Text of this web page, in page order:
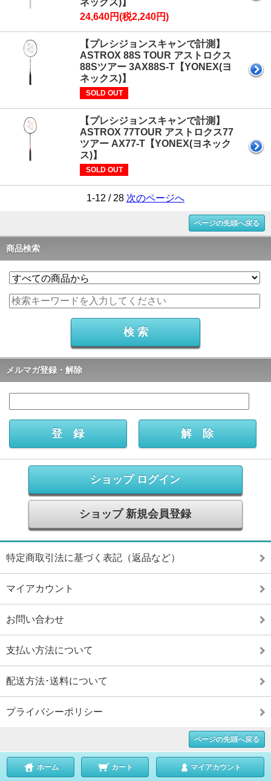
24,640円(税2,240円)
【プレシジョンスキャンで計測】
ASTROX 88S TOUR アストロクス
88Sツアー 3AX88S-T【YONEX(ヨ
ネックス)】
SOLD OUT
【プレシジョンスキャンで計測】
ASTROX 77TOUR アストロクス77
ツアー AX77-T【YONEX(ヨネック
ス)】
SOLD OUT
1-12 / 28 次のページへ
ページの先頭へ戻る
商品検索
メルマガ登録・解除
ショップ ログイン
ショップ 新規会員登録
特定商取引法に基づく表記（返品など）
マイアカウント
お問い合わせ
支払い方法について
配送方法･送料について
プライバシーポリシー
ページの先頭へ戻る
ホーム カート マイアカウント